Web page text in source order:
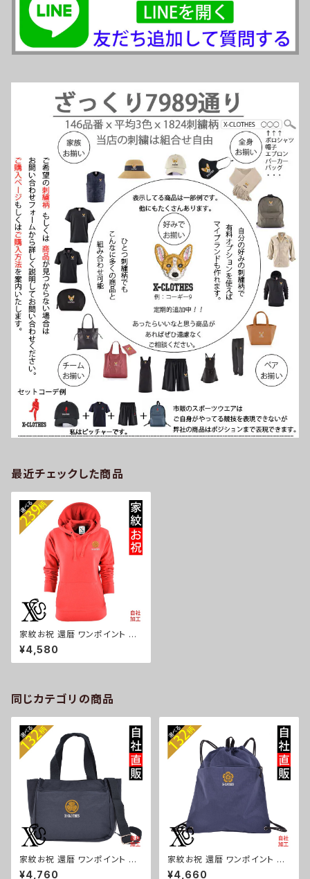
最近チェックした商品
家紋お祝 還暦 ワンポイント 刺
繍 オリジナル 長袖 プルオーバ
ー パーカー レディース トレーナ
ー 薄手 無地 ロゴ おしゃれ パ
藤 羽 菱 唐花 木瓜 蔦 桐 ori-a
w-pkn2-r07-s
¥4,580
同じカテゴリの商品
家紋お祝 還暦 ワンポイント 刺
繍トート ショルダーバッグ カジ
¥4,760
家紋お祝 還暦 ワンポイント 刺
繍撥水 ナイロン ナップサック メ
¥4,660